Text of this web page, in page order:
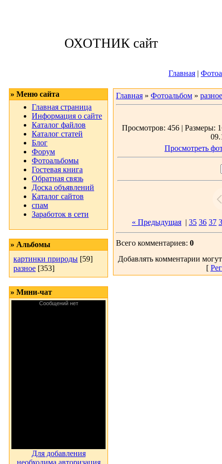
ОХОТНИК сайт
Главная |
» Меню сайта
Главная страница
Информация о сайте
Каталог файлов
Каталог статей
Блог
Форум
Фотоальбомы
Гостевая книга
Обратная связь
Доска объявлений
Каталог сайтов
спам
Заработок в сети
» Альбомы
картинки природы [59]
разное [353]
» Мини-чат
Для добавления
необходима авторизация
Главная » Фотоальбом » разное
Просмотров: 456 | Размеры:
Просмотреть
« Предыдущая | 35 36 37
Всего комментариев: 0
Добавлять комментарии
[